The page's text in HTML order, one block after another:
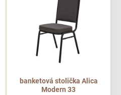
banketová stolička Alica
Modern 33